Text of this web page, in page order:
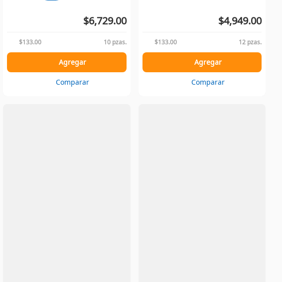
$6,729.00
$133.00 10 pzas.
Agregar
Comparar
$4,949.00
$133.00 12 pzas.
Agregar
Comparar